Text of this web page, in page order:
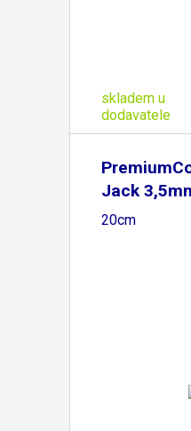
skladem u
dodavatele
Jack
F/M
20cm